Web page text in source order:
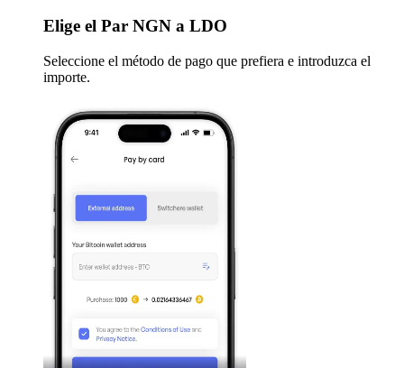
Elige el Par NGN a LDO
Seleccione el método de pago que prefiera e introduzca el
importe.